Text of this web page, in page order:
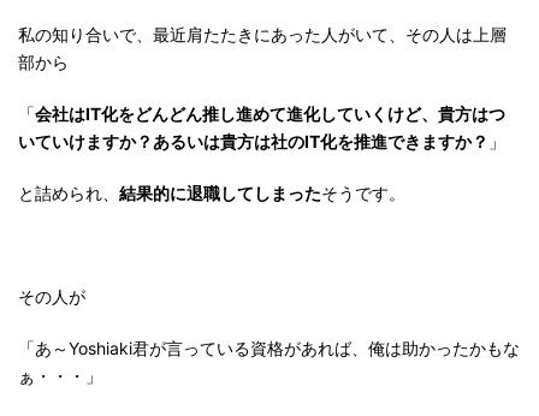
私の知り合いで、最近肩たたきにあった人がいて、その人は上層
部から
「会社はIT化をどんどん推し進めて進化していくけど、貴方はつ
いていけますか？あるいは貴方は社のIT化を推進できますか？ 」
と詰められ、 結果的に退職してしまったそうです。
その人が
「あ～Yoshiaki君が言っている資格があれば、俺は助かったかもな
ぁ・・・」